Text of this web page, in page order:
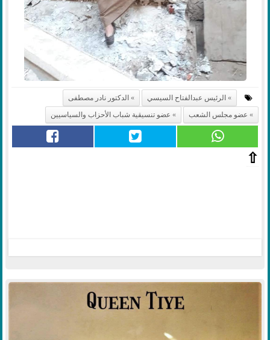
الرئيس عبدالفتاح السيسي
الدكتور نادر مصطفى
عضو مجلس الشعب
عضو تنسيقية شباب الأحزاب والسياسيين
⇧